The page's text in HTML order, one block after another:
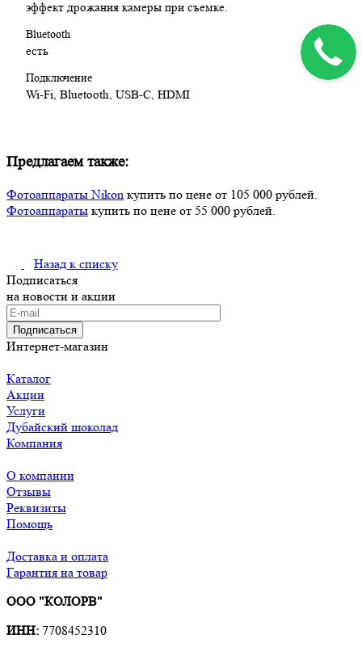
эффект дрожания камеры при съемке.
Bluetooth
есть
Подключение
Wi-Fi, Bluetooth, USB-C, HDMI
Предлагаем также:
Фотоаппараты Nikon купить по цене от 105 000 рублей.
Фотоаппараты купить по цене от 55 000 рублей.
Назад к списку
Подписаться
на новости и акции
Подписаться
Интернет-магазин
Каталог
Акции
Услуги
Дубайский шоколад
Компания
О компании
Отзывы
Реквизиты
Помощь
Доставка и оплата
Гарантия на товар
ООО "КОЛОРВ"
ИНН: 7708452310